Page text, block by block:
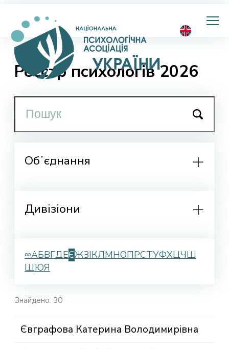
Національна
психологічна
Реєстр психологів 2026
Обʼєднання
Дивізіони
∞АБВГДЕЄЖЗІКЛМНОПРСТУФХЦЧШ
ЩЮЯ
Знайдено: 30
Євграфова Катерина Володимирівна